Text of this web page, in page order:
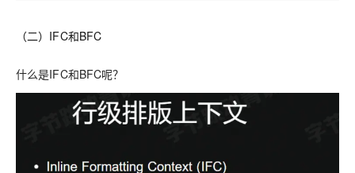
（二）IFC和BFC
什么是IFC和BFC呢？